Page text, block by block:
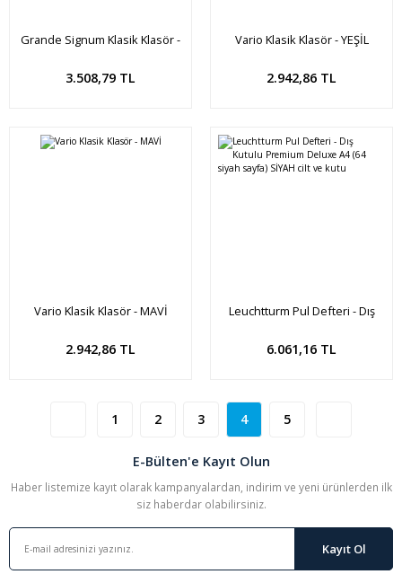
Grande Signum Klasik Klasör -
3.508,79 TL
Sepete Ekle
Vario Klasik Klasör - YEŞİL
2.942,86 TL
Sepete Ekle
Vario Klasik Klasör - MAVİ
2.942,86 TL
Sepete Ekle
Leuchtturm Pul Defteri - Dış
siyah sayfa) SİYAH cilt ve kutu
6.061,16 TL
1 2 3 4 5
E-Bülten'e Kayıt Olun
Haber listemize kayıt olarak kampanyalardan, indirim ve yeni ürünlerden ilk
siz haberdar olabilirsiniz.
Kayıt Ol